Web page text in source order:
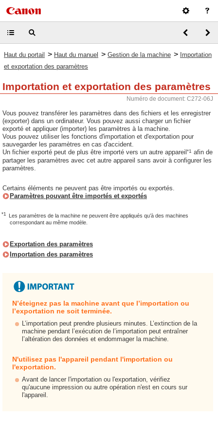
Haut du portail > Haut du manuel > Gestion de la machine > Importation
et exportation des paramètres
Importation et exportation des paramètres
Numéro de document: C272-06J
Vous pouvez transférer les paramètres dans des fichiers et les enregistrer
(exporter) dans un ordinateur. Vous pouvez aussi charger un fichier
exporté et appliquer (importer) les paramètres à la machine.
Vous pouvez utiliser les fonctions d'importation et d'exportation pour
sauvegarder les paramètres en cas d'accident.
Un fichier exporté peut de plus être importé vers un autre appareil *1 afin de
partager les paramètres avec cet autre appareil sans avoir à configurer les
paramètres.
Certains éléments ne peuvent pas être importés ou exportés.
Paramètres pouvant être importés et exportés
*1
Les paramètres de la machine ne peuvent être appliqués qu’à des machines
correspondant au même modèle.
Exportation des paramètres
Importation des paramètres
N’éteignez pas la machine avant que l’importation ou
l’exportation ne soit terminée.
L’importation peut prendre plusieurs minutes. L’extinction de la
machine pendant l’exécution de l’importation peut entraîner
l’altération des données et endommager la machine.
N'utilisez pas l'appareil pendant l'importation ou
l'exportation.
Avant de lancer l'importation ou l'exportation, vérifiez
qu'aucune impression ou autre opération n'est en cours sur
l'appareil.